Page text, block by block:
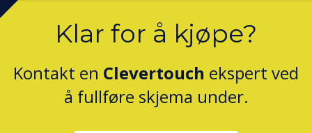
Klar for å kjøpe?
Kontakt en Clevertouch ekspert ved
å fullføre skjema under.